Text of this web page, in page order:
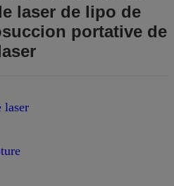
laser de lipo de
portative de
laser